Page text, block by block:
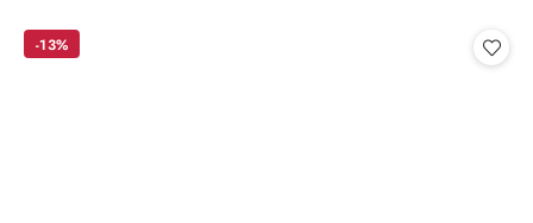
statusie:
-13%